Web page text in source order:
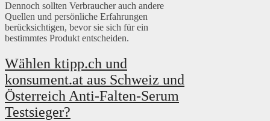
Dennoch sollten Verbraucher auch andere
Quellen und persönliche Erfahrungen
berücksichtigen, bevor sie sich für ein
bestimmtes Produkt entscheiden.
Wählen ktipp.ch und
konsument.at aus Schweiz und
Österreich Anti-Falten-Serum
Testsieger?